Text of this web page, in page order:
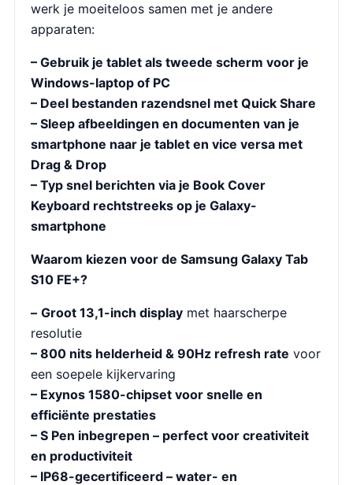
werk je moeiteloos samen met je andere
apparaten:
– Gebruik je tablet als tweede scherm voor je
Windows-laptop of PC
– Deel bestanden razendsnel met Quick Share
– Sleep afbeeldingen en documenten van je
smartphone naar je tablet en vice versa met
Drag & Drop
– Typ snel berichten via je Book Cover
Keyboard rechtstreeks op je Galaxy-
smartphone
Waarom kiezen voor de Samsung Galaxy Tab
S10 FE+?
– Groot 13,1-inch display met haarscherpe
resolutie
– 800 nits helderheid & 90Hz refresh rate voor
een soepele kijkervaring
– Exynos 1580-chipset voor snelle en
efficiënte prestaties
– S Pen inbegrepen – perfect voor creativiteit
en productiviteit
– IP68-gecertificeerd – water- en